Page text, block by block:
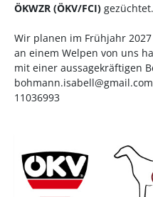
ÖKWZR (ÖKV/FCI) gezüchtet.
Wir planen im Frühjahr
an einem Welpen von uns
mit einer aussagekräftigen
bohmann.isabell@gmail.com
11036993